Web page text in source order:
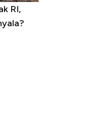
dengan Tingkat
Tertinggi, Ada